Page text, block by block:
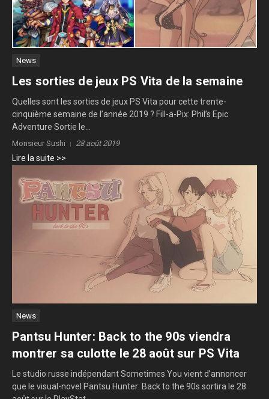
News
Les sorties de jeux PS Vita de la semaine
Quelles sont les sorties de jeux PS Vita pour cette trente-
cinquième semaine de l’année 2019 ? Fill-a-Pix: Phil’s Epic
Adventure Sortie le...
Monsieur Sushi 28 août 2019
Lire la suite >>
News
Pantsu Hunter: Back to the 90s viendra
montrer sa culotte le 28 août sur PS Vita
Le studio russe indépendant Sometimes You vient d’annoncer
que le visual-novel Pantsu Hunter: Back to the 90s sortira le 28